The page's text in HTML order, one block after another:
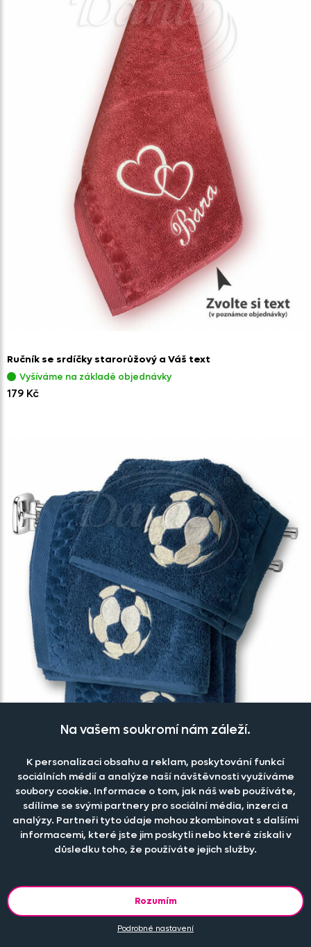
Ručník se srdíčky starorůžový a Váš text
Vyšíváme na základě objednávky
179 Kč
179 Kč
Na vašem soukromí nám záleží.
K personalizaci obsahu a reklam, poskytování funkcí
sociálních médií a analýze naší návštěvnosti využíváme
soubory cookie. Informace o tom, jak náš web používáte,
sdílíme se svými partnery pro sociální média, inzerci a
analýzy. Partneři tyto údaje mohou zkombinovat s dalšími
informacemi, které jste jim poskytli nebo které získali v
důsledku toho, že používáte jejich služby.
Rozumím
Podrobné nastavení